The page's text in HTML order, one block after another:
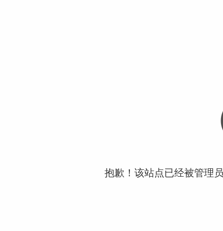
抱歉！该站点已经被管理